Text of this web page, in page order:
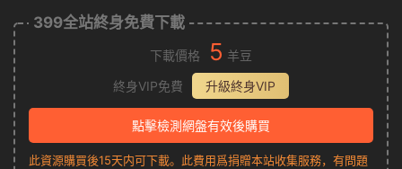
399全站終身免費下載
下載價格 5 羊豆
終身VIP免費
升級終身VIP
點擊檢測網盤有效後購買
此資源購買後15天内可下載。此費用爲捐贈本站收集服務，有問題